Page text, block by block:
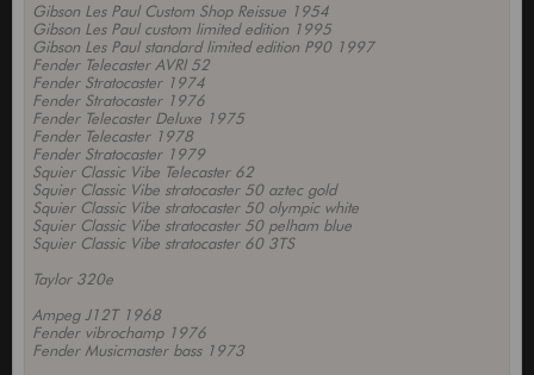
Gibson Les Paul Custom Shop Reissue 1954
Gibson Les Paul custom limited edition 1995
Gibson Les Paul standard limited edition P90 1997
Fender Telecaster AVRI 52
Fender Stratocaster 1974
Fender Stratocaster 1976
Fender Telecaster Deluxe 1975
Fender Telecaster 1978
Fender Stratocaster 1979
Squier Classic Vibe Telecaster 62
Squier Classic Vibe stratocaster 50 aztec gold
Squier Classic Vibe stratocaster 50 olympic white
Squier Classic Vibe stratocaster 50 pelham blue
Squier Classic Vibe stratocaster 60 3TS
Taylor 320e
Ampeg J12T 1968
Fender vibrochamp 1976
Fender Musicmaster bass 1973